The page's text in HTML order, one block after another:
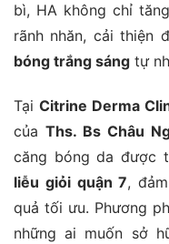
bì, HA không chỉ
rãnh nhăn, cải thiện
bóng trắng sáng tự
Tại Citrine Derma
của Ths. Bs Châu
căng bóng da được
liễu giỏi quận 7,
quả tối ưu. Phương
những ai muốn sở